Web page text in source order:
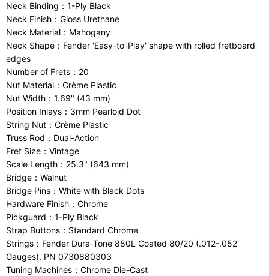
Neck Binding：1-Ply Black
Neck Finish：Gloss Urethane
Neck Material：Mahogany
Neck Shape：Fender 'Easy-to-Play' shape with rolled fretboard
edges
Number of Frets：20
Nut Material：Crème Plastic
Nut Width：1.69" (43 mm)
Position Inlays：3mm Pearloid Dot
String Nut：Crème Plastic
Truss Rod：Dual-Action
Fret Size：Vintage
Scale Length：25.3" (643 mm)
Bridge：Walnut
Bridge Pins：White with Black Dots
Hardware Finish：Chrome
Pickguard：1-Ply Black
Strap Buttons：Standard Chrome
Strings：Fender Dura-Tone 880L Coated 80/20 (.012-.052
Gauges), PN 0730880303
Tuning Machines：Chrome Die-Cast